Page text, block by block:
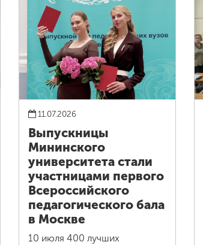
11.07.2026
Выпускницы
Мининского
университета стали
участницами первого
Всероссийского
педагогического бала
в Москве
10 июля 400 лучших